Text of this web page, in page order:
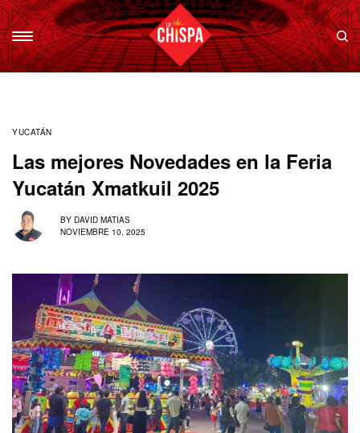
YUCATÁN
Las mejores Novedades en la Feria
Yucatán Xmatkuil 2025
BY DAVID MATIAS
NOVIEMBRE 10, 2025